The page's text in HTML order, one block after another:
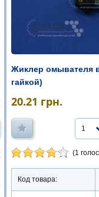
Жиклер омывателя
гайкой)
20.21 грн.
1
(1
Код товара: